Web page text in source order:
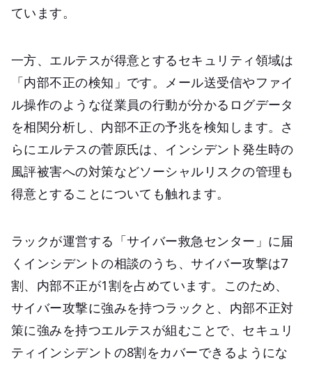
ています。
一方、エルテスが得意とするセキュリティ領域は
「内部不正の検知」です。メール送受信やファイ
ル操作のような従業員の行動が分かるログデータ
を相関分析し、内部不正の予兆を検知します。さ
らにエルテスの菅原氏は、インシデント発生時の
風評被害への対策などソーシャルリスクの管理も
得意とすることについても触れます。
ラックが運営する「サイバー救急センター」に届
くインシデントの相談のうち、サイバー攻撃は7
割、内部不正が1割を占めています。このため、
サイバー攻撃に強みを持つラックと、内部不正対
策に強みを持つエルテスが組むことで、セキュリ
ティインシデントの8割をカバーできるようにな